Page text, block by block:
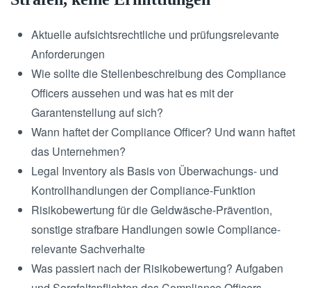
Aktuelle aufsichtsrechtliche und prüfungsrelevante
Anforderungen
Wie sollte die Stellenbeschreibung des Compliance
Officers aussehen und was hat es mit der
Garantenstellung auf sich?
Wann haftet der Compliance Officer? Und wann haftet
das Unternehmen?
Legal Inventory als Basis von Überwachungs- und
Kontrollhandlungen der Compliance-Funktion
Risikobewertung für die Geldwäsche-Prävention,
sonstige strafbare Handlungen sowie Compliance-
relevante Sachverhalte
Was passiert nach der Risikobewertung? Aufgaben